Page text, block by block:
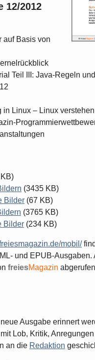
12/2012
auf Basis von
Teil III: Java-Regeln
in Linux – Linux
(3435 KB)
Bilder (67 KB)
(3765 KB)
Bilder (234 KB)
mobil/
und EPUB-Ausgaben.
freiesMagazin
Ausgabe erinnert
Lob, Kritik,
an die Redaktion